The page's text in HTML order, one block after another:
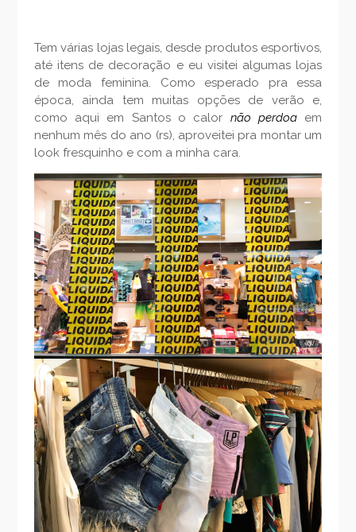
Tem várias lojas legais, desde produtos esportivos,
até itens de decoração e eu visitei algumas lojas
de moda feminina. Como esperado pra essa
época, ainda tem muitas opções de verão e,
como aqui em Santos o calor não perdoa em
nenhum mês do ano (rs), aproveitei pra montar um
look fresquinho e com a minha cara.